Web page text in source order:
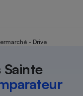
- Drive
Additifs
de défense
judiciairegratuit
- Vente - Travaux
administrative
aérien